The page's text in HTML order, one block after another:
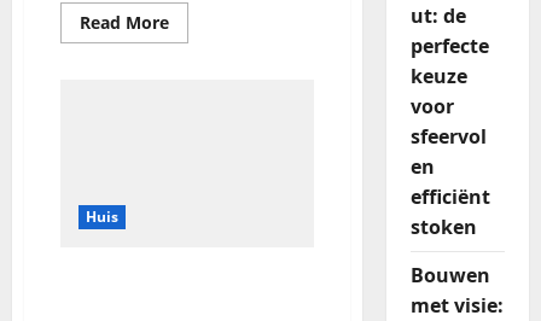
Read More
Huis
ut: de
perfecte
keuze
voor
sfeervol
en
efficiënt
stoken
Bouwen
met visie: